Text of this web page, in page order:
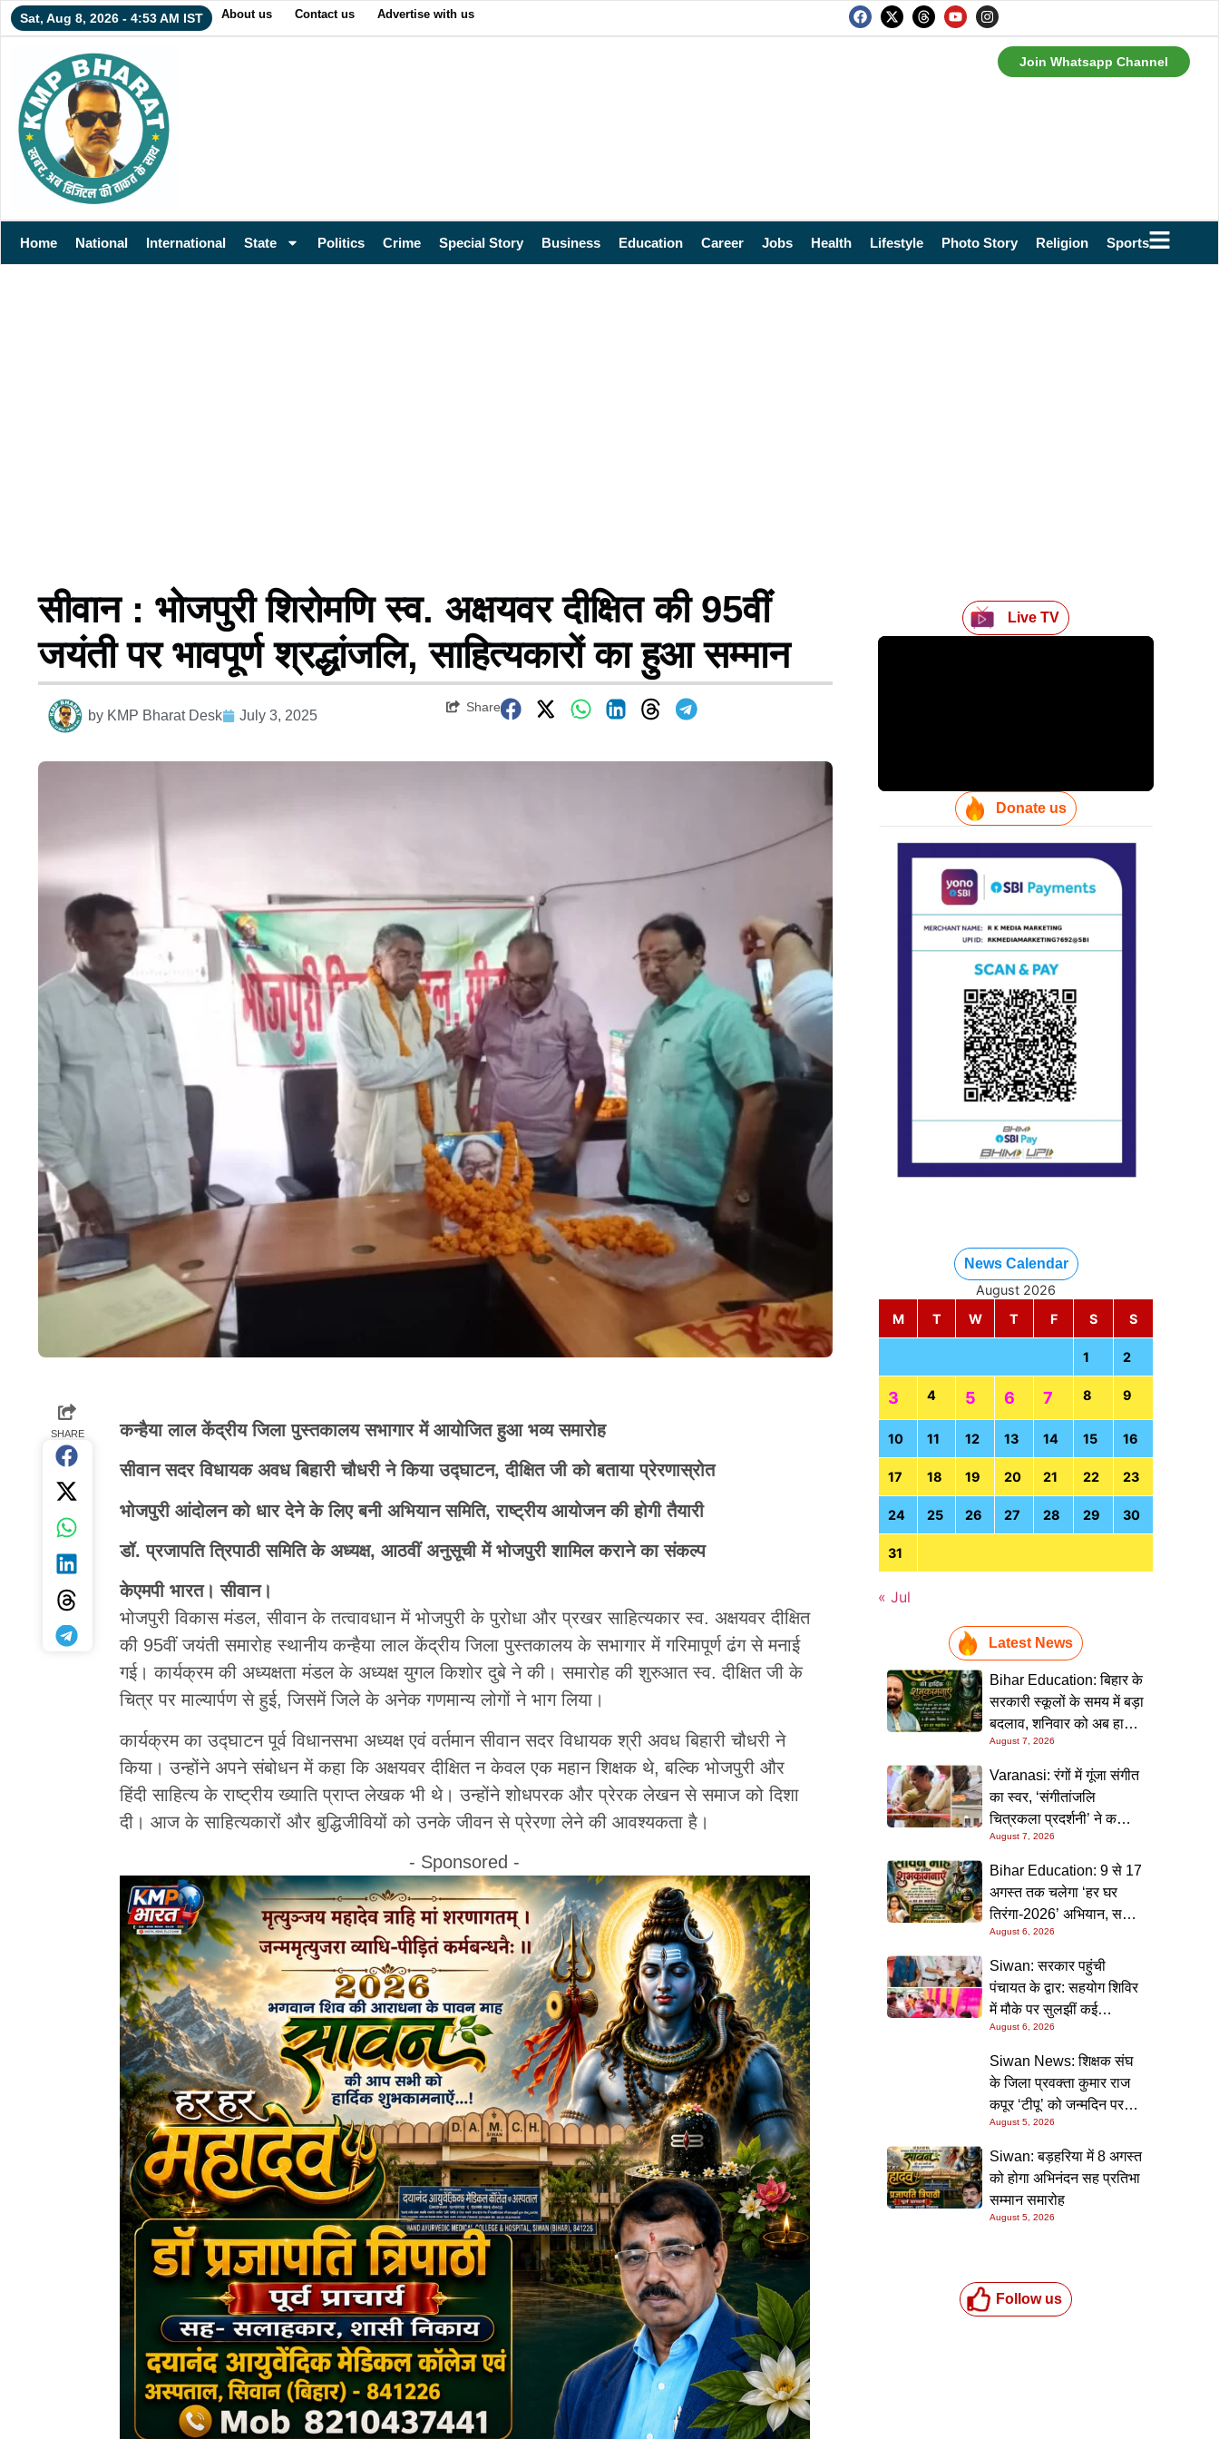
Sat, Aug 8, 2026 - 4:53 AM IST About us Contact us Advertise with us
Join Whatsapp Channel
Home National International State Politics Crime Special Story Business Education Career Jobs Health Lifestyle Photo Story Religion Sports
सीवान : भोजपुरी शिरोमणि स्व. अक्षयवर दीक्षित की 95वीं
जयंती पर भावपूर्ण श्रद्धांजलि, साहित्यकारों का हुआ सम्मान
by KMP Bharat Desk July 3, 2025
Share
SHARE कन्हैया लाल केंद्रीय जिला पुस्तकालय सभागार में आयोजित हुआ भव्य समारोह
सीवान सदर विधायक अवध बिहारी चौधरी ने किया उद्घाटन, दीक्षित जी को बताया प्रेरणास्रोत
भोजपुरी आंदोलन को धार देने के लिए बनी अभियान समिति, राष्ट्रीय आयोजन की होगी तैयारी
डॉ. प्रजापति त्रिपाठी समिति के अध्यक्ष, आठवीं अनुसूची में भोजपुरी शामिल कराने का संकल्प
केएमपी भारत। सीवान।
भोजपुरी विकास मंडल, सीवान के तत्वावधान में भोजपुरी के पुरोधा और प्रखर साहित्यकार स्व. अक्षयवर दीक्षित
की 95वीं जयंती समारोह स्थानीय कन्हैया लाल केंद्रीय जिला पुस्तकालय के सभागार में गरिमापूर्ण ढंग से मनाई
गई। कार्यक्रम की अध्यक्षता मंडल के अध्यक्ष युगल किशोर दुबे ने की। समारोह की शुरुआत स्व. दीक्षित जी के
चित्र पर माल्यार्पण से हुई, जिसमें जिले के अनेक गणमान्य लोगों ने भाग लिया।
कार्यक्रम का उद्घाटन पूर्व विधानसभा अध्यक्ष एवं वर्तमान सीवान सदर विधायक श्री अवध बिहारी चौधरी ने
किया। उन्होंने अपने संबोधन में कहा कि अक्षयवर दीक्षित न केवल एक महान शिक्षक थे, बल्कि भोजपुरी और
हिंदी साहित्य के राष्ट्रीय ख्याति प्राप्त लेखक भी थे। उन्होंने शोधपरक और प्रेरक लेखन से समाज को दिशा
दी। आज के साहित्यकारों और बुद्धिजीवियों को उनके जीवन से प्रेरणा लेने की आवश्यकता है।
- Sponsored -
Live TV
Donate us
News Calendar
August 2026
M
T W T F S S
1 2
3 4 5 6 7 8 9
10 11 12 13 14 15 16
17 18 19 20 21 22 23
24 25 26 27 28 29 30
31
« Jul
Latest News
Bihar Education: बिहार के
सरकारी स्कूलों के समय में बड़ा
बदलाव, शनिवार को अब हाफ
डे रहेगा विद्यालय
August 7, 2026
Varanasi: रंगों में गूंजा संगीत
का स्वर, ‘संगीतांजलि
चित्रकला प्रदर्शनी’ ने कला
प्रेमियों को किया मंत्रमुग्ध
August 7, 2026
Bihar Education: 9 से 17
अगस्त तक चलेगा ‘हर घर
तिरंगा-2026’ अभियान, सभी
स्कूलों को दिए गए विस्तृत
निर्देश
August 6, 2026
Siwan: सरकार पहुंची
पंचायत के द्वार: सहयोग शिविर
में मौके पर सुलझीं कई
समस्याएं, 30 दिन में समाधान
की गारंटी
August 6, 2026
Siwan News: शिक्षक संघ
के जिला प्रवक्ता कुमार राज
कपूर ‘टीपू’ को जन्मदिन पर
मिली शुभकामनाओं की सौगात
August 5, 2026
Siwan: बड़हरिया में 8 अगस्त
को होगा अभिनंदन सह प्रतिभा
सम्मान समारोह
August 5, 2026
Follow us